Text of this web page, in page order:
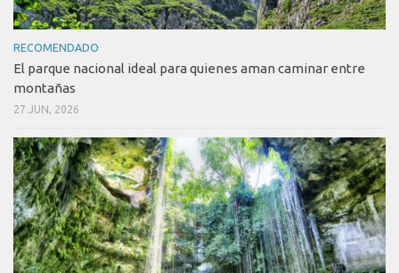
RECOMENDADO
El parque nacional ideal para quienes aman caminar entre
montañas
27 JUN, 2026